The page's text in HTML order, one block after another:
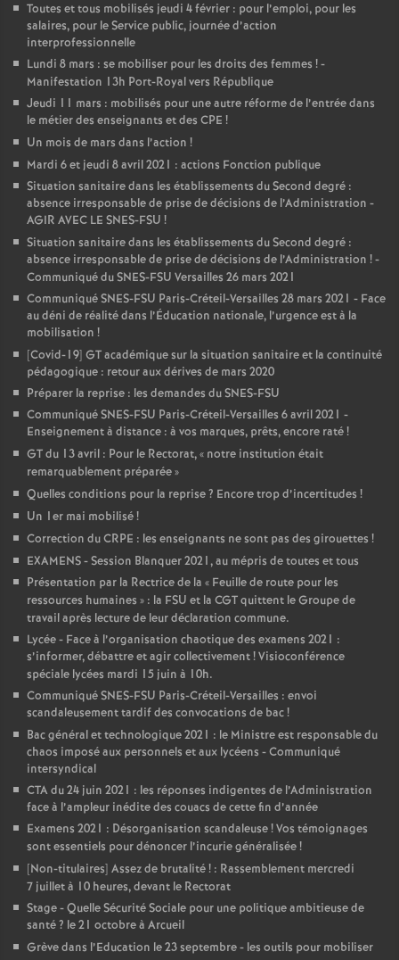
Toutes et tous mobilisés jeudi 4 février : pour l’emploi, pour les
salaires, pour le Service public, journée d’action
interprofessionnelle
Lundi 8 mars : se mobiliser pour les droits des femmes ! -
Manifestation 13h Port-Royal vers République
Jeudi 11 mars : mobilisés pour une autre réforme de l’entrée dans
le métier des enseignants et des CPE !
Un mois de mars dans l’action !
Mardi 6 et jeudi 8 avril 2021 : actions Fonction publique
Situation sanitaire dans les établissements du Second degré :
absence irresponsable de prise de décisions de l’Administration -
AGIR AVEC LE SNES-FSU !
Situation sanitaire dans les établissements du Second degré :
absence irresponsable de prise de décisions de l’Administration ! -
Communiqué du SNES-FSU Versailles 26 mars 2021
Communiqué SNES-FSU Paris-Créteil-Versailles 28 mars 2021 - Face
au déni de réalité dans l’Éducation nationale, l’urgence est à la
mobilisation !
[Covid-19] GT académique sur la situation sanitaire et la continuité
pédagogique : retour aux dérives de mars 2020
Préparer la reprise : les demandes du SNES-FSU
Communiqué SNES-FSU Paris-Créteil-Versailles 6 avril 2021 -
Enseignement à distance : à vos marques, prêts, encore raté!
GT du 13 avril : Pour le Rectorat, « notre institution était
remarquablement préparée»
Quelles conditions pour la reprise? Encore trop d’incertitudes !
Un 1er mai mobilisé!
Correction du CRPE : les enseignants ne sont pas des girouettes !
EXAMENS - Session Blanquer 2021, au mépris de toutes et tous
Présentation par la Rectrice de la « Feuille de route pour les
ressources humaines » : la FSU et la CGT quittent le Groupe de
travail après lecture de leur déclaration commune.
Lycée - Face à l’organisation chaotique des examens 2021 :
s’informer, débattre et agir collectivement! Visioconférence
spéciale lycées mardi 15 juin à 10h.
Communiqué SNES-FSU Paris-Créteil-Versailles : envoi
scandaleusement tardif des convocations de bac!
Bac général et technologique 2021 : le Ministre est responsable du
chaos imposé aux personnels et aux lycéens - Communiqué
intersyndical
CTA du 24 juin 2021 : les réponses indigentes de l’Administration
face à l’ampleur inédite des couacs de cette fin d’année
Examens 2021 : Désorganisation scandaleuse! Vos témoignages
sont essentiels pour dénoncer l’incurie généralisée!
[Non-titulaires] Assez de brutalité! : Rassemblement mercredi
7 juillet à 10 heures, devant le Rectorat
Stage - Quelle Sécurité Sociale pour une politique ambitieuse de
santé? le 21 octobre à Arcueil
Grève dans l’Education le 23 septembre - les outils pour mobiliser